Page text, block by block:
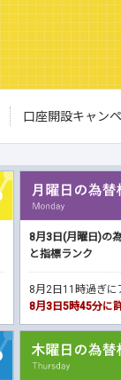
口座開設キャン
8月3日(月曜日)の
と指標ランク
8月2日11時過ぎに
8月3日5時45分に